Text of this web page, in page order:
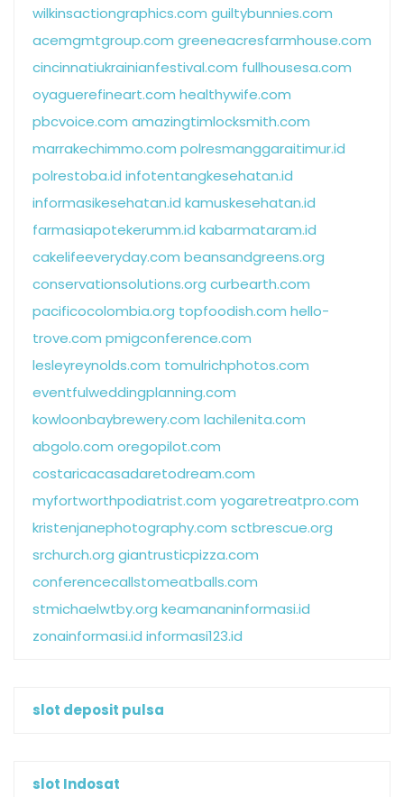
wilkinsactiongraphics.com guiltybunnies.com
acemgmtgroup.com greeneacresfarmhouse.com
cincinnatiukrainianfestival.com fullhousesa.com
oyaguerefineart.com healthywife.com
pbcvoice.com amazingtimlocksmith.com
marrakechimmo.com polresmanggaraitimur.id
polrestoba.id infotentangkesehatan.id
informasikesehatan.id kamuskesehatan.id
farmasiapotekerumm.id kabarmataram.id
cakelifeeveryday.com beansandgreens.org
conservationsolutions.org curbearth.com
pacificocolombia.org topfoodish.com hello-
trove.com pmigconference.com
lesleyreynolds.com tomulrichphotos.com
eventfulweddingplanning.com
kowloonbaybrewery.com lachilenita.com
abgolo.com oregopilot.com
costaricacasadaretodream.com
myfortworthpodiatrist.com yogaretreatpro.com
kristenjanephotography.com sctbrescue.org
srchurch.org giantrusticpizza.com
conferencecallstomeatballs.com
stmichaelwtby.org keamananinformasi.id
zonainformasi.id informasi123.id
slot deposit pulsa
slot Indosat